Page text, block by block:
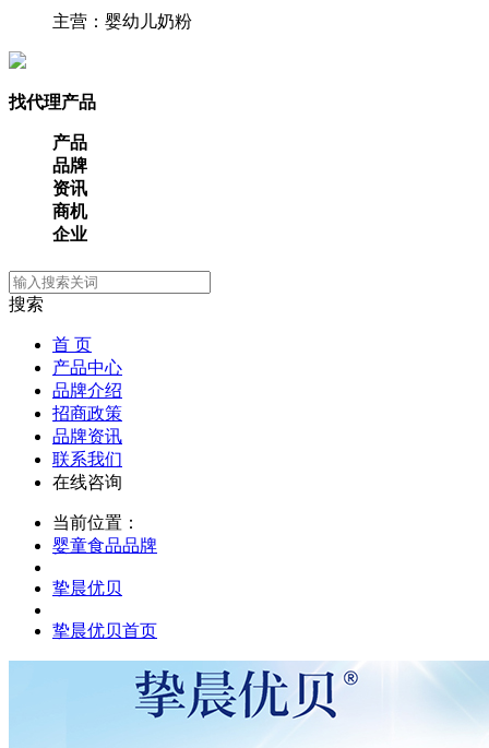
主营：婴幼儿奶粉
找代理产品
产品
品牌
资讯
商机
企业
搜索
首 页
产品中心
品牌介绍
招商政策
品牌资讯
联系我们
在线咨询
当前位置：
婴童食品品牌
挚晨优贝
挚晨优贝首页